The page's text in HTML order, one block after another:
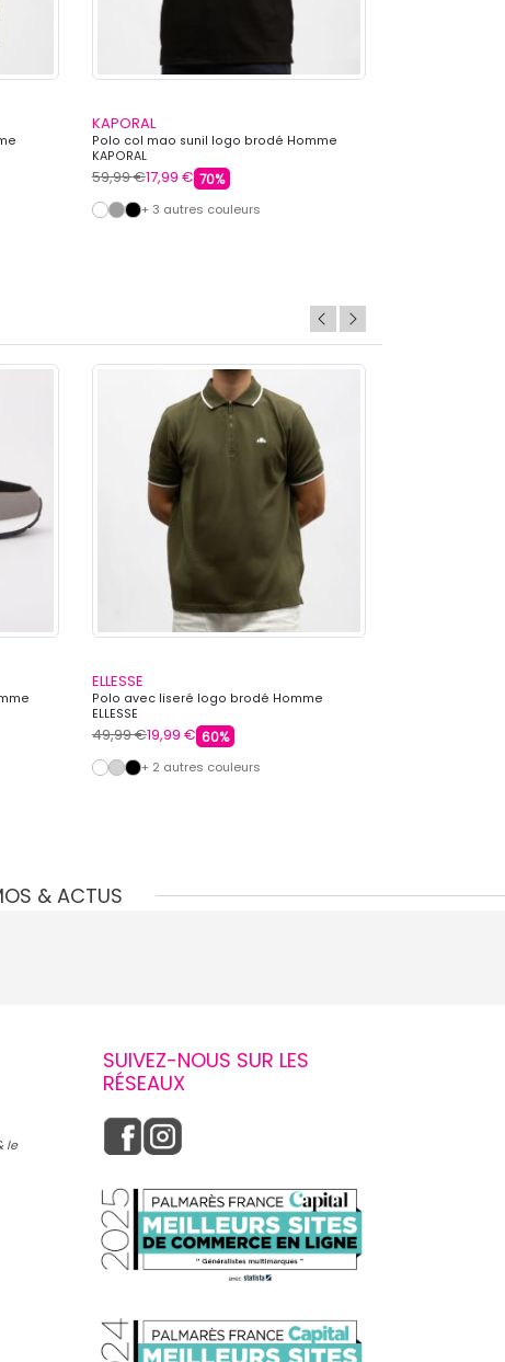
KAPORAL
Polo col mao sunil logo brodé Homme
KAPORAL
59,99 €17,99 € 70%
+ 3 autres couleurs
ELLESSE
Polo avec liseré logo brodé Homme
ELLESSE
49,99 €19,99 € 60%
+ 2 autres couleurs
& ACTUS
le
SUIVEZ-NOUS SUR LES
RÉSEAUX